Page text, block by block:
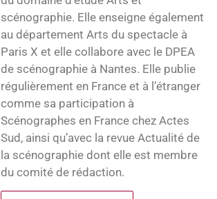
scénographie. Elle enseigne également
au département Arts du spectacle à
Paris X et elle collabore avec le DPEA
de scénographie à Nantes. Elle publie
régulièrement en France et à l’étranger
comme sa participation à
Scénographes en France chez Actes
Sud, ainsi qu’avec la revue Actualité de
la scénographie dont elle est membre
du comité de rédaction.